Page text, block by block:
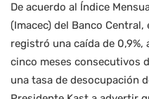
De acuerdo al Índice
(Imacec) del Banco
registró una caída de
cinco meses consecutivos
una tasa de desocupación